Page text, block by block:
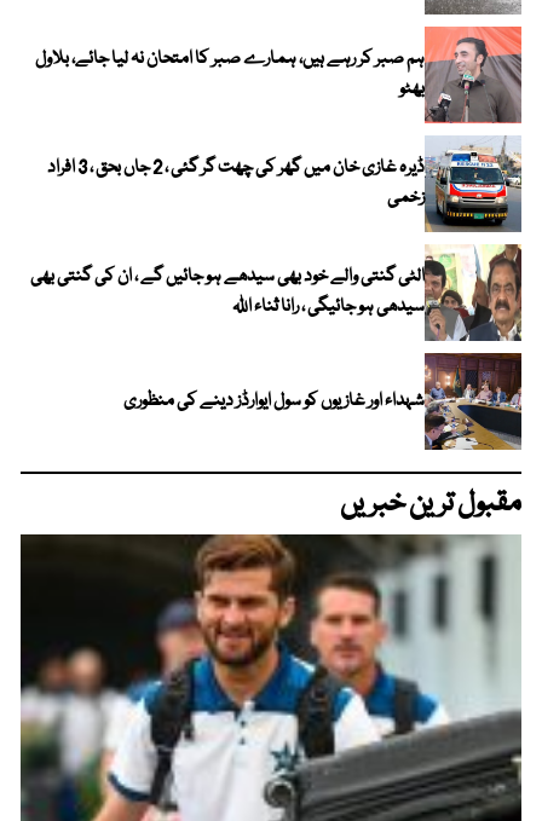
ہم صبر کر رہے ہیں، ہمارے صبر کا امتحان نہ لیا جائے، بلاول
بھٹو
ڈیرہ غازی خان میں گھر کی چھت گر گئی ، 2 جاں بحق ، 3 افراد
زخمی
الٹی گنتی والے خود بھی سیدھے ہو جائیں گے ، ان کی گنتی بھی
سیدھی ہو جائیگی ، رانا ثناء اللہ
شہداء اور غازیوں کو سول ایوارڈز دینے کی منظوری
مقبول ترین خبریں